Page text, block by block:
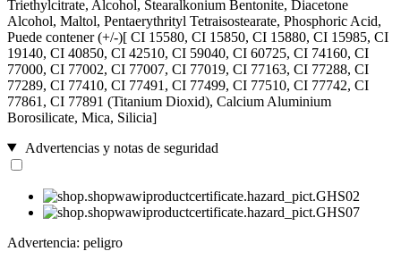
Triethylcitrate, Alcohol, Stearalkonium Bentonite, Diacetone
Alcohol, Maltol, Pentaerythrityl Tetraisostearate, Phosphoric Acid,
Puede contener (+/-)[ CI 15580, CI 15850, CI 15880, CI 15985, CI
19140, CI 40850, CI 42510, CI 59040, CI 60725, CI 74160, CI
77000, CI 77002, CI 77007, CI 77019, CI 77163, CI 77288, CI
77289, CI 77410, CI 77491, CI 77499, CI 77510, CI 77742, CI
77861, CI 77891 (Titanium Dioxid), Calcium Aluminium
Borosilicate, Mica, Silicia]
Advertencias y notas de seguridad
Advertencia: peligro